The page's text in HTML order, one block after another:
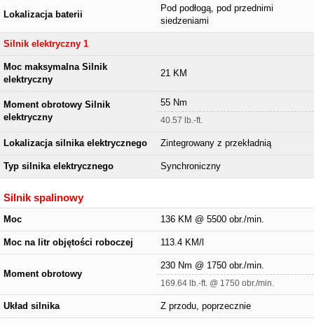
Lokalizacja baterii
Pod podłogą, pod przednimi
siedzeniami
Silnik elektryczny 1
Moc maksymalna Silnik
elektryczny
21 KM
Moment obrotowy Silnik
elektryczny
55 Nm
40.57 lb.-ft.
Lokalizacja silnika elektrycznego Zintegrowany z przekładnią
Typ silnika elektrycznego Synchroniczny
Silnik spalinowy
Moc 136 KM @ 5500 obr./min.
Moc na litr objętości roboczej 113.4 KM/l
Moment obrotowy
230 Nm @ 1750 obr./min.
169.64 lb.-ft. @ 1750 obr./min.
Układ silnika Z przodu, poprzecznie